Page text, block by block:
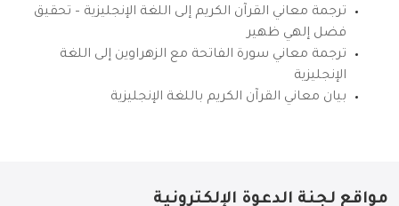
ترجمة معاني القرآن الكريم إلى اللغة الإنجليزية – تحقيق
فضل إلهي ظهير
ترجمة معاني سورة الفاتحة مع الزهراوين إلى اللغة
الإنجليزية
بيان معاني القرآن الكريم باللغة الإنجليزية
مواقع لجنة الدعوة الإلكترونية